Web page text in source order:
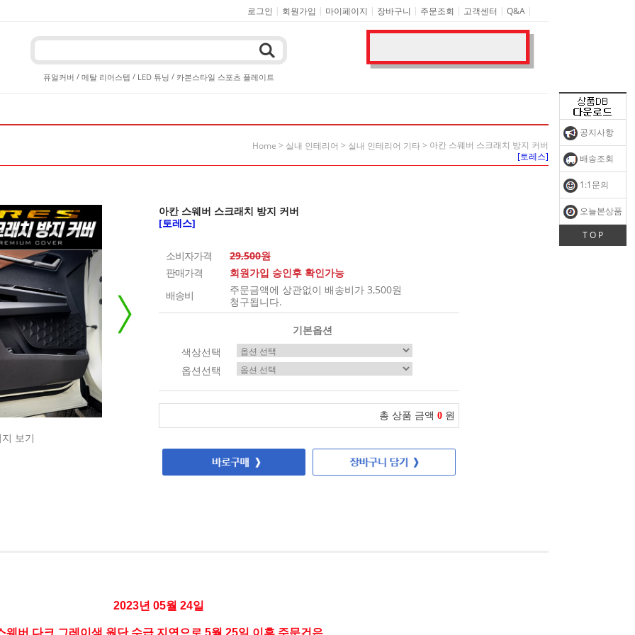
공지사항
배송조회
1:1문의
오늘본상품
T O P
로그인 | 회원가입 | 마이페이지 | 장바구니 | 주문조회 | 고객센터 | Q&A |
퓨얼커버 / 메탈 리어스텝 / LED 튜닝 / 카본스타일 스포츠 플레이트
Home > 실내 인테리어 > 실내 인테리어 기타> 아칸 스웨버 스크래치 방지 커버
[토레스]
보기
아칸 스웨버 스크래치 방지 커버
[토레스]
소비자가격
29,500원
판매가격
회원가입 승인후 확인가능
배송비
주문금액에 상관없이 배송비가 3,500원
청구됩니다.
기본옵션
색상선택
옵션선택
총 상품 금액 0 원
2023년 05월 24일
웨버 다크 그레이색 원단 수급 지연으로 5월 25일 이후 주문건은